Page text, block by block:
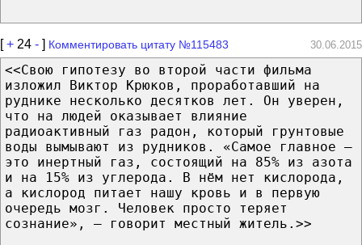
[+ 24 - ] Комментировать цитату №115483 30.06.2015
<<Свою гипотезу во второй части фильма
изложил Виктор Крюков, проработавший на
руднике несколько десятков лет. Он уверен,
что на людей оказывает влияние
радиоактивный газ радон, который грунтовые
воды вымывают из рудников. «Самое главное —
это инертный газ, состоящий на 85% из азота
и на 15% из углерода. В нём нет кислорода,
а кислород питает нашу кровь и в первую
очередь мозг. Человек просто теряет
сознание», — говорит местный житель.>>